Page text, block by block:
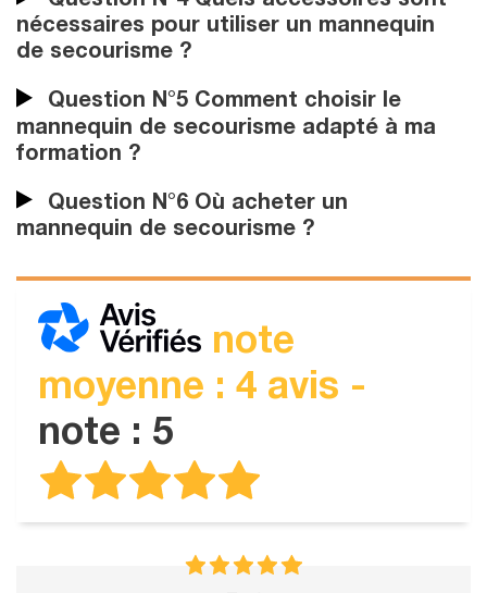
nécessaires pour utiliser un mannequin
de secourisme ?
Question N°5 Comment choisir le
mannequin de secourisme adapté à ma
formation ?
Question N°6 Où acheter un
mannequin de secourisme ?
note
moyenne : 4 avis -
note : 5